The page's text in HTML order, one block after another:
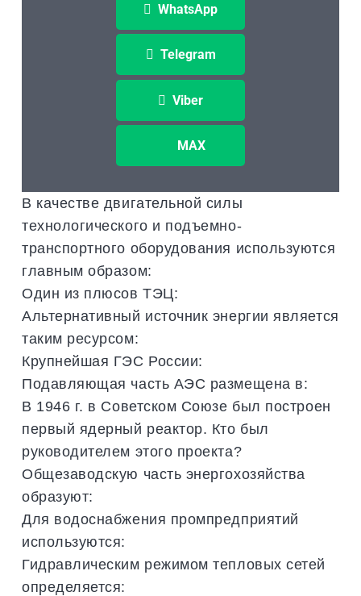
WhatsApp
Telegram
Viber
MAX
В качестве двигательной силы
технологического и подъемно-
транспортного оборудования используются
главным образом:
Один из плюсов ТЭЦ:
Альтернативный источник энергии является
таким ресурсом:
Крупнейшая ГЭС России:
Подавляющая часть АЭС размещена в:
В 1946 г. в Советском Союзе был построен
первый ядерный реактор. Кто был
руководителем этого проекта?
Общезаводскую часть энергохозяйства
образуют:
Для водоснабжения промпредприятий
используются:
Гидравлическим режимом тепловых сетей
определяется: